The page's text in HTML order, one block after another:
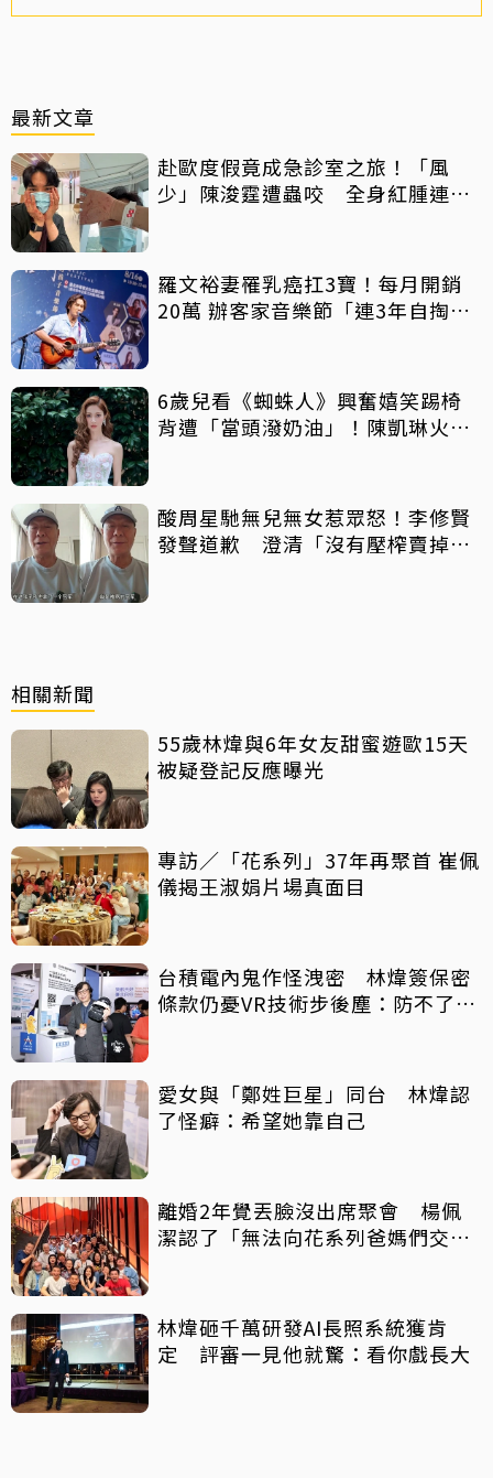
最新文章
赴歐度假竟成急診室之旅！「風
少」陳浚霆遭蟲咬 全身紅腫連說
羅文裕妻罹乳癌扛3寶！每月開銷
20萬 辦客家音樂節「連3年自掏6
6歲兒看《蜘蛛人》興奮嬉笑踢椅
背遭「當頭潑奶油」！陳凱琳火速
酸周星馳無兒無女惹眾怒！李修賢
發聲道歉 澄清「沒有壓榨賣掉
相關新聞
55歲林煒與6年女友甜蜜遊歐15天
被疑登記反應曝光
專訪／「花系列」37年再聚首 崔佩
儀揭王淑娟片場真面目
台積電內鬼作怪洩密 林煒簽保密
條款仍憂VR技術步後塵：防不了小
愛女與「鄭姓巨星」同台 林煒認
了怪癖：希望她靠自己
離婚2年覺丟臉沒出席聚會 楊佩
潔認了「無法向花系列爸媽們交
林煒砸千萬研發AI長照系統獲肯
定 評審一見他就驚：看你戲長大